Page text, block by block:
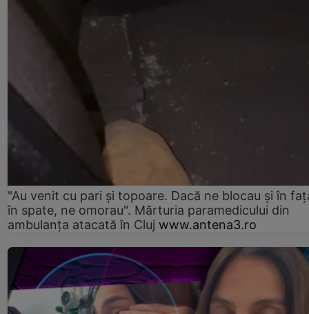
"Au venit cu pari și topoare. Dacă ne blocau şi în
în spate, ne omorau". Mărturia paramedicului din
ambulanţa atacată în Cluj www.antena3.ro